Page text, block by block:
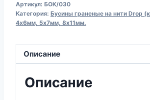
граненые
на
(капли),
№
030,
лимонные
Артикул: БОК/030
Категория: Бусины граненые на нити Drop
4х6мм, 5х7мм, 8х11мм.
Описание
Описание